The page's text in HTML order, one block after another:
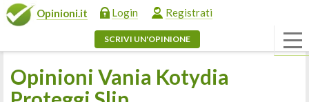
Opinioni.it Login Registrati
SCRIVI UN'OPINIONE
Opinioni Vania Kotydia